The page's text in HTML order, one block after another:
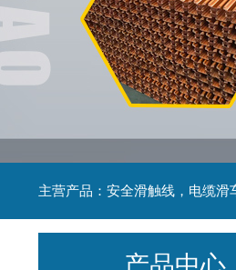
主营产品：安全滑触线，电缆滑